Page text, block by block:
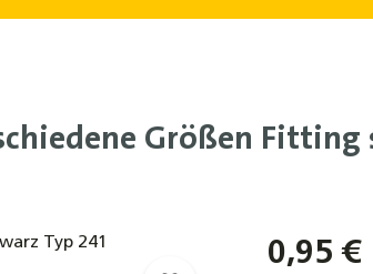
Größen Fitting
0,95 €